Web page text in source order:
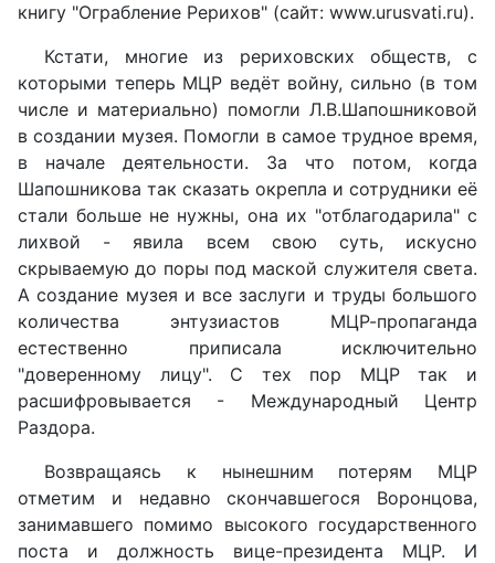
книгу "Ограбление Рерихов" (сайт: www.urusvati.ru).
Кстати, многие из рериховских обществ, с
которыми теперь МЦР ведёт войну, сильно (в том
числе и материально) помогли Л.В.Шапошниковой
в создании музея. Помогли в самое трудное время,
в начале деятельности. За что потом, когда
Шапошникова так сказать окрепла и сотрудники её
стали больше не нужны, она их "отблагодарила" с
лихвой - явила всем свою суть, искусно
скрываемую до поры под маской служителя света.
А создание музея и все заслуги и труды большого
количества энтузиастов МЦР-пропаганда
естественно приписала исключительно
"доверенному лицу". С тех пор МЦР так и
расшифровывается - Международный Центр
Раздора.
Возвращаясь к нынешним потерям МЦР
отметим и недавно скончавшегося Воронцова,
занимавшего помимо высокого государственного
поста и должность вице-президента МЦР. И